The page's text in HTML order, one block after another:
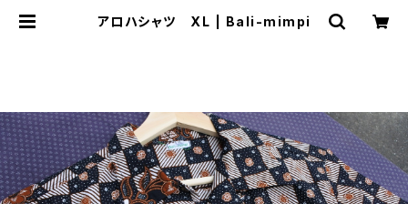
アロハシャツ XL | Bali-mimpi